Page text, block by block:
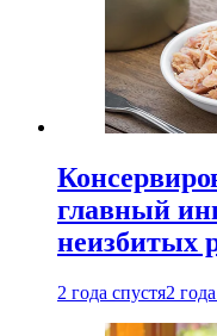
главный
неизбитых
2 года спустя2